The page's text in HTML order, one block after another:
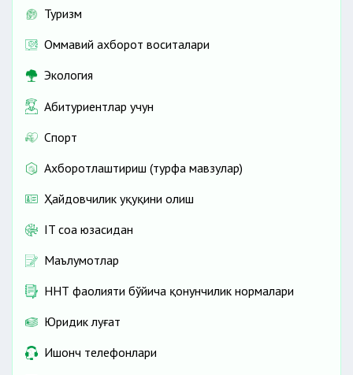
Туризм
Оммавий ахборот воситалари
Экология
Абитуриентлар учун
Спорт
Ахборотлаштириш (турфа мавзулар)
Ҳайдовчилик ҳуқуқини олиш
IT соҳа юзасидан
Маълумотлар
ННТ фаолияти бўйича қонунчилик нормалари
Юридик луғат
Ишонч телефонлари